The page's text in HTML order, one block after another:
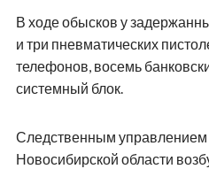
В ходе обысков у
и три пневматических
телефонов, восемь
системный блок.
Следственным управлением
Новосибирской области